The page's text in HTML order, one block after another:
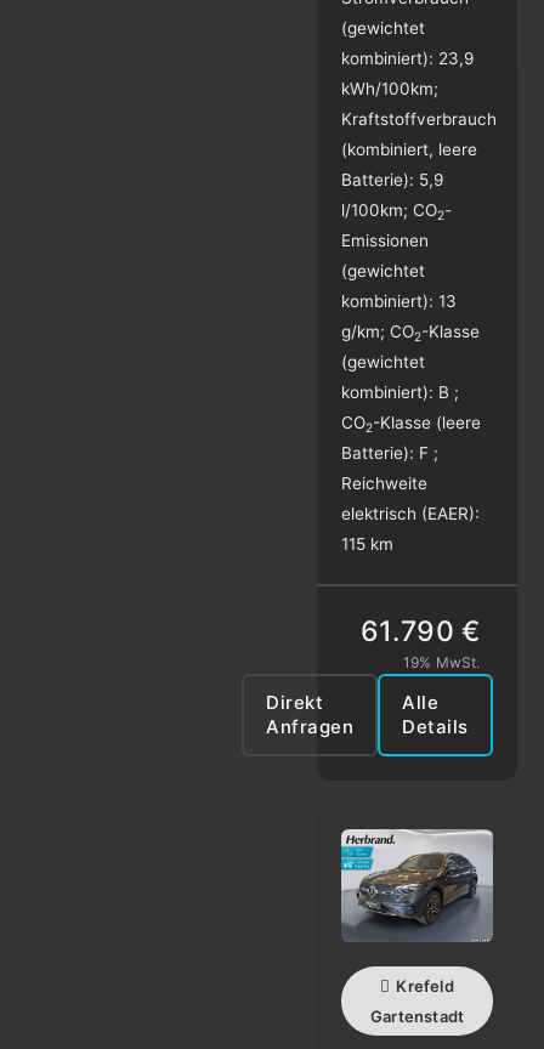
(gewichtet
kombiniert): 23,9
kWh/100km;
Kraftstoffverbrauch
(kombiniert, leere
Batterie): 5,9
l/100km;CO2-
Emissionen
(gewichtet
kombiniert):13
g/km;CO2-Klasse
(gewichtet
kombiniert): B ;
CO2-Klasse (leere
Batterie): F ;
Reichweite
elektrisch (EAER):
115 km
Alle
Details
Direkt
Anfragen
61.790 €
19% MwSt.
Krefeld
Gartenstadt